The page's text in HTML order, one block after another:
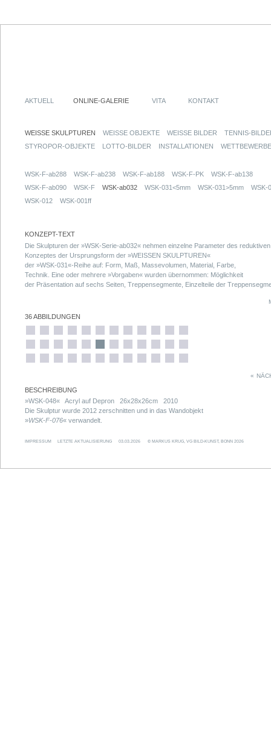
AKTUELL ONLINE-GALERIE VITA KONTAKT
WEISSE SKULPTUREN WEISSE OBJEKTE WEISSE BILDER
TENNIS-
STYROPOR-OBJEKTE
LOTTO-BILDER INSTALLATIONEN WETTBEWERBE
WSK-F-ab288 WSK-F-ab238 WSK-F-ab188 WSK-F-PK
WSK-F-ab138
WSK-F-ab090
WSK-F WSK-ab032 WSK-031<5mm WSK-031>5mm
WSK-
WSK-012
WSK-001ff
KONZEPT-TEXT
Die Skulpturen der »WSK-Serie-ab032« nehmen einzelne Parameter des reduktiven
Konzeptes der Ursprungsform der »WEISSEN SKULPTUREN«
der »WSK-031«-Reihe auf: Form, Maß, Massevolumen, Material, Farbe,
Technik. Eine oder mehrere »Vorgaben« wurden übernommen: Möglichkeit
der Präsentation auf sechs Seiten, Treppensegmente, Einzelteile der
36 ABBILDUNGEN
«
BESCHREIBUNG
»WSK-048« Acryl auf Depron 26x28x26cm 2010
Die Skulptur wurde 2012 zerschnitten und in das Wandobjekt
»WSK-F-076« verwandelt.
IMPRESSUM LETZTE AKTUALISIERUNG 03.03.2026 © MARKUS KRUG, VG BILD-KUNST, BONN 2026